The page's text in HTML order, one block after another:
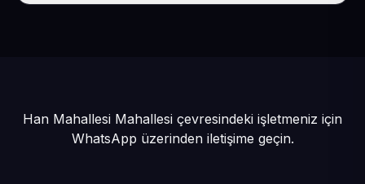
Han Mahallesi Mahallesi çevresindeki işletmeniz için
WhatsApp üzerinden iletişime geçin.